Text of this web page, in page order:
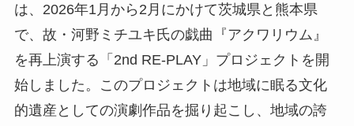
は、2026年1月から2月にかけて茨城県と熊本県
で、故・河野ミチユキ氏の戯曲『アクワリウム』
を再上演する「2nd RE-PLAY」プロジェクトを開
始しました。このプロジェクトは地域に眠る文化
的遺産としての演劇作品を掘り起こし、地域の誇